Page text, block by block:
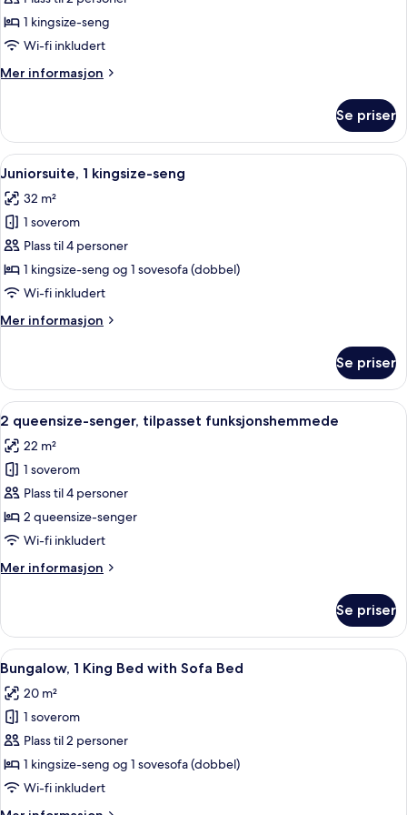
1
King
1 kingsize-seng
Wi-fi inkludert
Mer informasjon
Mer
1
King
Bed
Se priser
Åpne
alle
bildene
av
Juniorsuite,
1
kingsize-
Juniorsuite, 1 kingsize-seng |
5
Juniorsuite, 1 kingsize-seng
32 m²
1 soverom
Plass til 4 personer
1 kingsize-seng og 1 sovesofa (dobbel)
Wi-fi inkludert
Mer informasjon
Mer
1
kingsize-
seng
Se priser
Åpne
alle
bildene
av
2
queensize-
senger,
funksjonshemmede
Sengetøy av topp kvalitet, safe på
5
2 queensize-senger, tilpasset funksjonshemmede
22 m²
1 soverom
Plass til 4 personer
2 queensize-senger
Wi-fi inkludert
Mer informasjon
Mer
queensize-
senger,
tilpasset
funksjonshemmede
Se priser
Åpne
alle
bildene
av
Bungalow,
1
King
Sengetøy av topp kvalitet, safe på
5
Bungalow, 1 King Bed with Sofa Bed
20 m²
1 soverom
Plass til 2 personer
1 kingsize-seng og 1 sovesofa (dobbel)
Wi-fi inkludert